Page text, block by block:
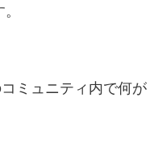
ミュニティ内で何が